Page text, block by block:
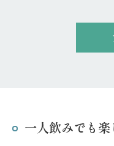
一人飲みでも